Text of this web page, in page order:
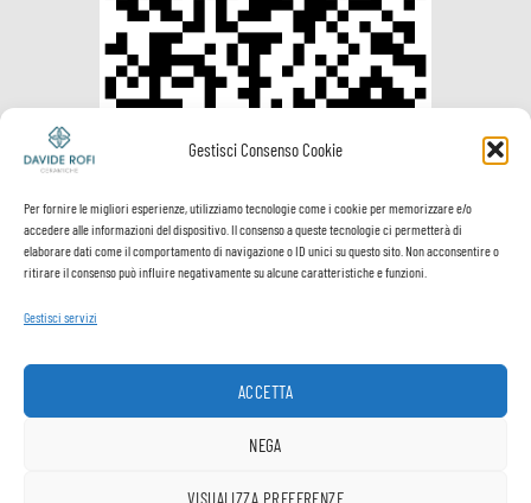
Gestisci Consenso Cookie
Per fornire le migliori esperienze, utilizziamo tecnologie come i cookie per memorizzare e/o
accedere alle informazioni del dispositivo. Il consenso a queste tecnologie ci permetterà di
elaborare dati come il comportamento di navigazione o ID unici su questo sito. Non acconsentire o
ritirare il consenso può influire negativamente su alcune caratteristiche e funzioni.
Gestisci servizi
ACCETTA
NEGA
VISUALIZZA PREFERENZE
Visa PayPal MasterCardPostepay VeriSign Visa
Termini e